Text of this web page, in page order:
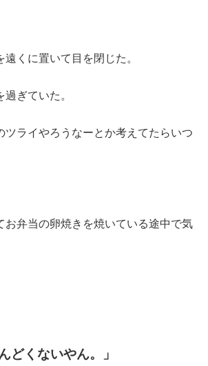
くに置いて目を閉じた。
ぎていた。
ツライやろうなーとか考えてたらいつ
お弁当の卵焼きを焼いている途中で気
どくないやん。」